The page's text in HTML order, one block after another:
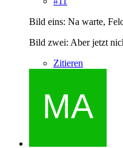
Bild eins: Na warte,
Bild zwei: Aber jetzt
Zitieren